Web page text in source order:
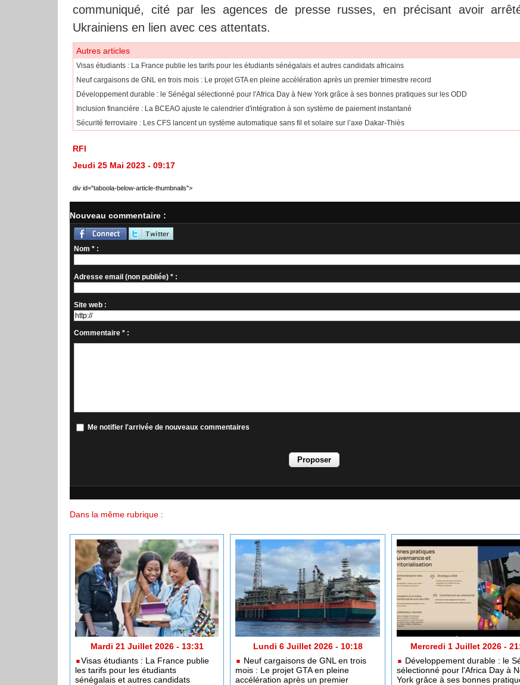
communiqué, cité par les agences de presse russes, en précisant avoir
Ukrainiens en lien avec ces attentats.
Autres articles
​Visas étudiants : La France publie les tarifs pour les étudiants sénégalais et autres candidats africains
Neuf cargaisons de GNL en trois mois : Le projet GTA en pleine accélération après un premier trimestre record
Développement durable : le Sénégal sélectionné pour l'Africa Day à New York grâce à ses bonnes pratiques sur les ODD
​Inclusion financière : La BCEAO ajuste le calendrier d'intégration à son système de paiement instantané
Sécurité ferroviaire : Les CFS lancent un système automatique sans fil et solaire sur l’axe Dakar-Thiès
RFI
Jeudi 25 Mai 2023 - 09:17
div id="taboola-below-article-thumbnails">
Nouveau commentaire :
Nom * :
Adresse email (non publiée) * :
Site web :
Commentaire * :
Me notifier l'arrivée de nouveaux commentaires
Dans la même rubrique :
Mardi 21 Juillet 2026 - 13:31
​Visas étudiants : La France publie
les tarifs pour les étudiants
sénégalais et autres candidats
Lundi 6 Juillet 2026 - 10:18
Neuf cargaisons de GNL en trois
mois : Le projet GTA en pleine
accélération après un premier
Mercredi 1 Juillet 2026 -
Développement durable : le
sélectionné pour l'Africa Day à
York grâce à ses bonnes